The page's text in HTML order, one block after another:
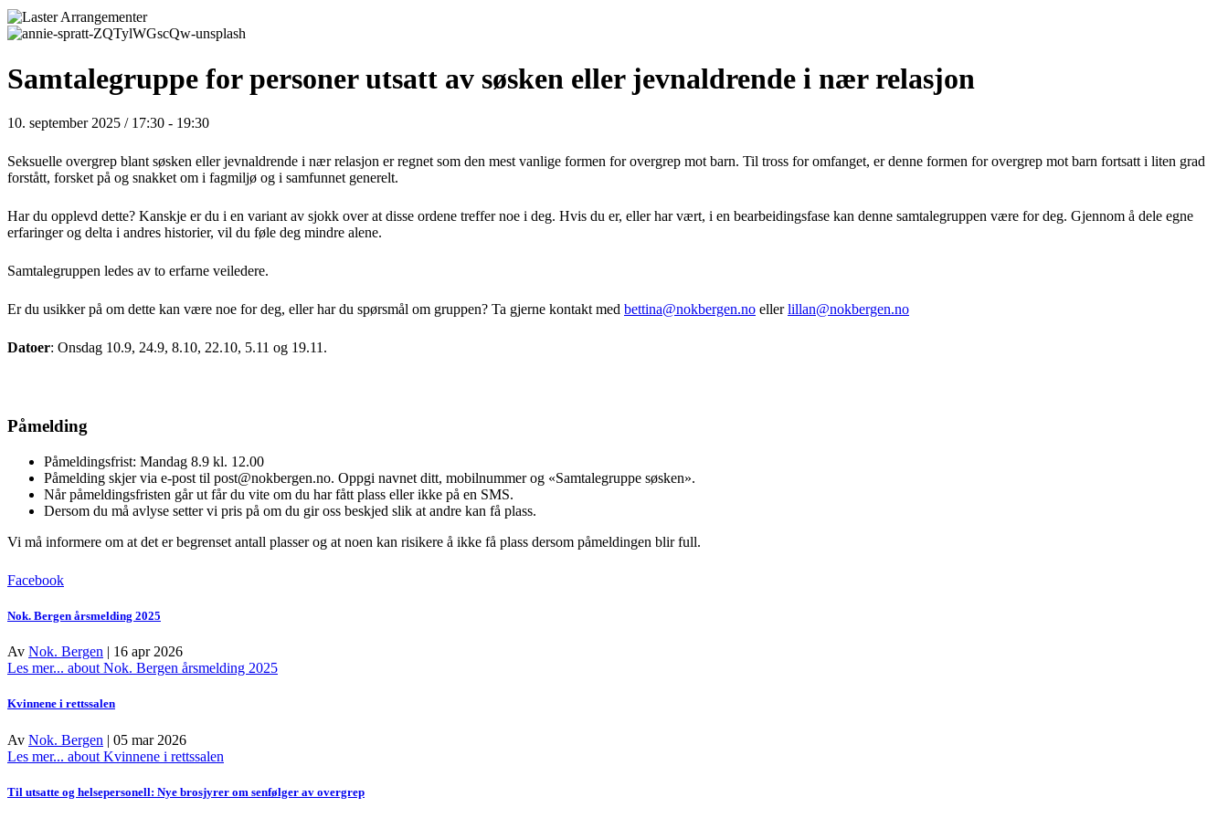
Samtalegruppe for personer utsatt av søsken eller jevnaldrende i nær relasjon
10. september 2025 / 17:30 - 19:30
Seksuelle overgrep blant søsken eller jevnaldrende i nær relasjon er regnet som den mest vanlige formen for overgrep mot barn. Til tross for omfanget, er denne formen for overgrep mot barn fortsatt i liten grad
forstått, forsket på og snakket om i fagmiljø og i samfunnet generelt.
Har du opplevd dette? Kanskje er du i en variant av sjokk over at disse ordene treffer noe i deg. Hvis du er, eller har vært, i en bearbeidingsfase kan denne samtalegruppen være for deg. Gjennom å dele egne
erfaringer og delta i andres historier, vil du føle deg mindre alene.
Samtalegruppen ledes av to erfarne veiledere.
Er du usikker på om dette kan være noe for deg, eller hardu spørsmål om gruppen? Ta gjerne kontakt med bettina@nokbergen.no ellerlillan@nokbergen.no
Datoer: Onsdag 10.9, 24.9, 8.10, 22.10, 5.11 og 19.11.
Påmelding
Påmeldingsfrist: Mandag 8.9 kl. 12.00
Påmelding skjer via e-post til post@nokbergen.no. Oppgi navnet ditt, mobilnummer og «Samtalegruppe søsken».
Når påmeldingsfristen går ut får du vite om du har fått plass eller ikke på en SMS.
Dersom du må avlyse setter vi pris på om du gir oss beskjed slik at andre kan få plass.
Vi må informere om at det er begrenset antall plasser og at noen kan risikere å ikke få plass dersom påmeldingen blir full.
Facebook
Nok. Bergen årsmelding 2025
Av Nok. Bergen | 16 apr 2026
Les mer... about Nok. Bergen årsmelding 2025
Kvinnene i rettssalen
Av Nok. Bergen | 05 mar 2026
Les mer... about Kvinnene i rettssalen
Til utsatte og helsepersonell: Nye brosjyrer om senfølger av overgrep